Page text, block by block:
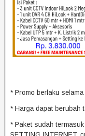
* Promo berlaku
* Harga dapat berubah
* Paket sudah